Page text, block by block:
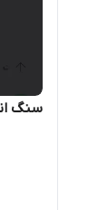
سنگ